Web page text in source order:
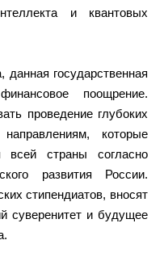
и квантовых
государственная
поощрение.
проведение глубоких
которые
всей страны согласно
развития России.
стипендиатов, вносят
суверенитет и будущее